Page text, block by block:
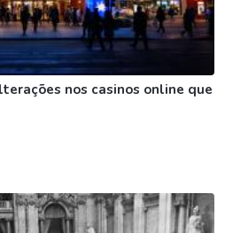
nos casinos online que